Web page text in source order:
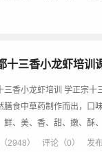
十三香小龙虾培训
三香小龙虾培训 学正宗
膳食中草药制作而出，口
鲜、美、香、甜、嫩、酥
2948） 评论（0） 发